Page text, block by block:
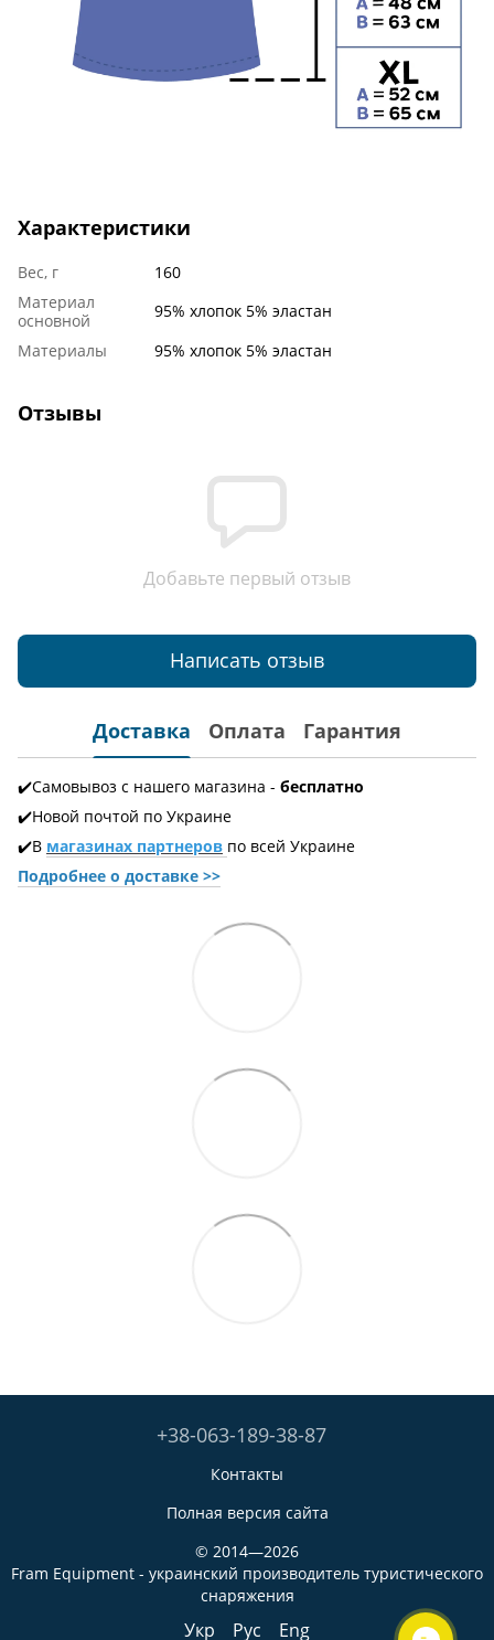
Характеристики
Вес, г
160
Материал
основной
95% хлопок 5% эластан
Материалы
95% хлопок 5% эластан
Отзывы
Добавьте первый отзыв
Написать отзыв
Доставка Оплата Гарантия
✔️Самовывоз с нашего магазина - бесплатно
✔️Новой почтой по Украине
✔️В магазинах партнеров по всей Украине
Подробнее о доставке >>
+38-063-189-38-87
Контакты
Полная версия сайта
© 2014—2026
Fram Equipment - украинский производитель туристического
снаряжения
Укр Рус Eng